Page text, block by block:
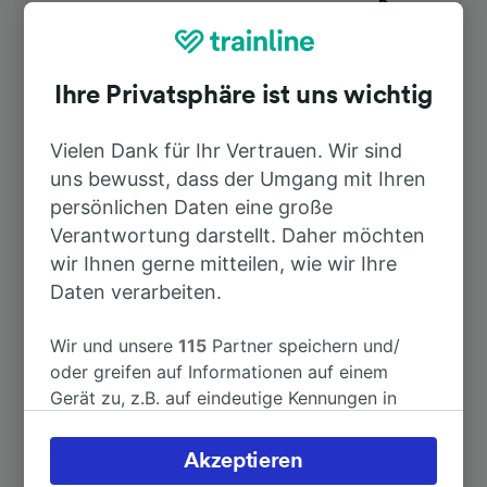
Dauer
Nach Albi Ville
Nach Aurillac 29min
Nach Brive-la-Gaillarde 2h 39min
Weitere Verbindungen sehen
Ihre Privatsphäre ist uns wichtig
Vielen Dank für Ihr Vertrauen. Wir sind
uns bewusst, dass der Umgang mit Ihren
persönlichen Daten eine große
Verantwortung darstellt. Daher möchten
wir Ihnen gerne mitteilen, wie wir Ihre
Daten verarbeiten.
Wir und unsere115 Partner speichern und/
oder greifen auf Informationen auf einem
Gerät zu, z.B. auf eindeutige Kennungen in
verarbeiten. Sie können Ihre Präferenzen
akzeptieren oder verwalten, einschließlich
Akzeptieren